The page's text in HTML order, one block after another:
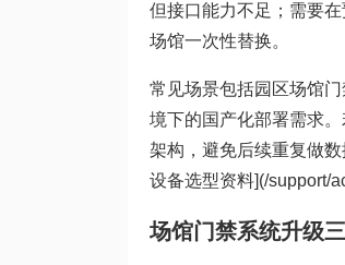
但接口能力不足；需要
场馆一次性替换。
常见场景包括园区场馆
境下的国产化部署需求
架构，避免后续重复做
设备选型资料](/support/
场馆门禁系统升级